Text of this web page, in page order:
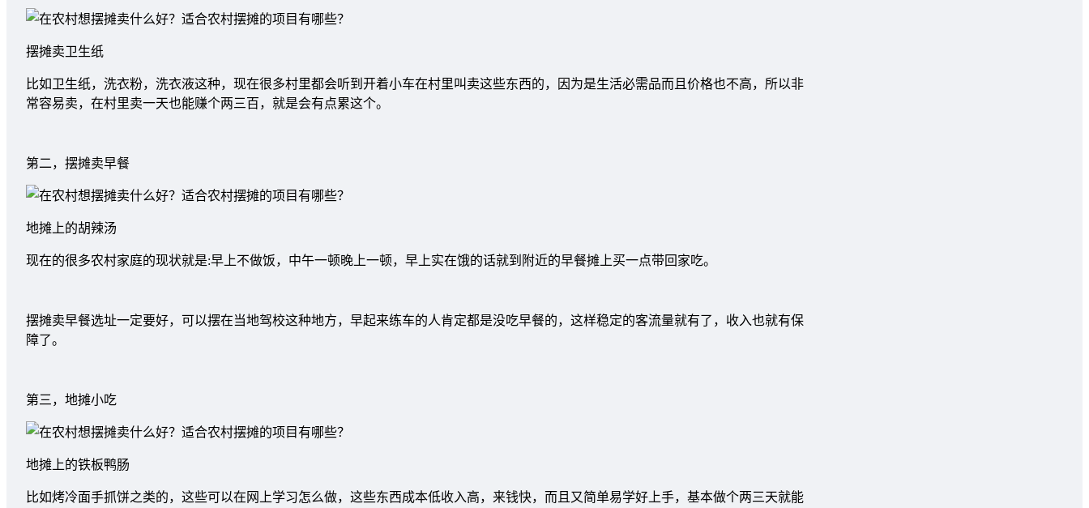
摆摊卖卫生纸
比如卫生纸，洗衣粉，洗衣液这种，现在很多村里都会听到开着小车在村里叫卖这些东西的，因为是生活必需品而且价格也不高，所以非
常容易卖，在村里卖一天也能赚个两三百，就是会有点累这个。
第二，摆摊卖早餐
地摊上的胡辣汤
现在的很多农村家庭的现状就是:早上不做饭，中午一顿晚上一顿，早上实在饿的话就到附近的早餐摊上买一点带回家吃。
摆摊卖早餐选址一定要好，可以摆在当地驾校这种地方，早起来练车的人肯定都是没吃早餐的，这样稳定的客流量就有了，收入也就有保
障了。
第三，地摊小吃
地摊上的铁板鸭肠
比如烤冷面手抓饼之类的，这些可以在网上学习怎么做，这些东西成本低收入高，来钱快，而且又简单易学好上手，基本做个两三天就能